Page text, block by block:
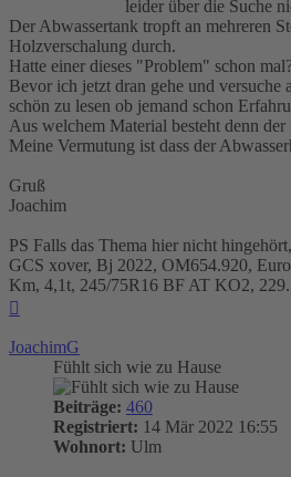
leider über die Suche
Der Abwassertank tropft an mehreren
Holzverschalung durch.
Hatte einer dieses "Problem" schon
Bevor ich jetzt dran gehe und versuche
schön zu lesen ob jemand schon
Aus welchem Material besteht denn der
Meine Vermutung ist dass der
Gruß
Joachim
PS Falls das Thema hier nicht
GCS xover, Bj 2022, OM654.920,
Km, 4,1t, 245/75R16 BF AT KO2,
JoachimG
Fühlt sich wie zu Hause
Beiträge: 460
Registriert: 14 Mär 2022 16:55
Wohnort: Ulm